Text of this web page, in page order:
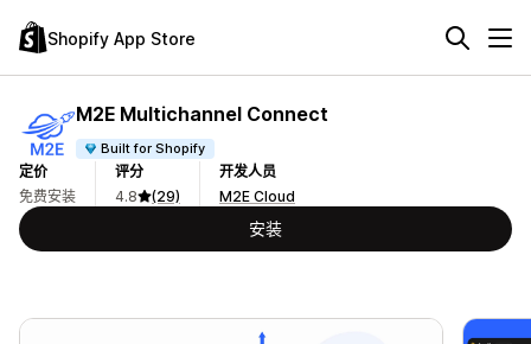
Shopify App Store
M2E Multichannel Connect
Built for Shopify
定价
免费安装
评分
4.8
(29)
开发人员
M2E Cloud
安装